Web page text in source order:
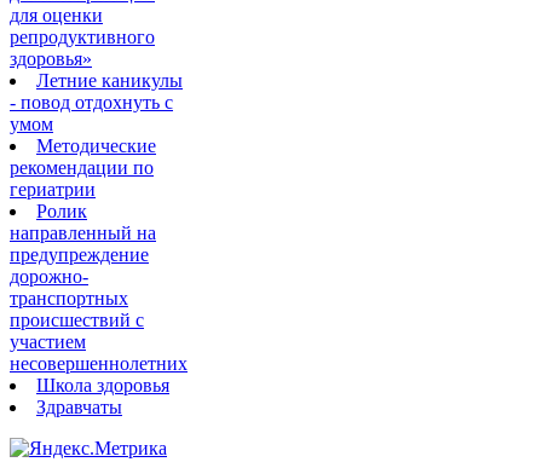
для оценки
репродуктивного
здоровья»
Летние каникулы
- повод отдохнуть с
умом
Методические
рекомендации по
гериатрии
Ролик
направленный на
предупреждение
дорожно-
транспортных
происшествий с
участием
несовершеннолетних
Школа здоровья
Здравчаты